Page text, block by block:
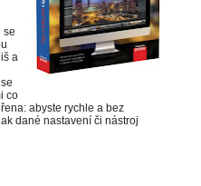
se
a
co
abyste rychle a bez
dané nastavení či nástroj